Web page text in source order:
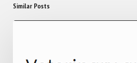
Similar Posts